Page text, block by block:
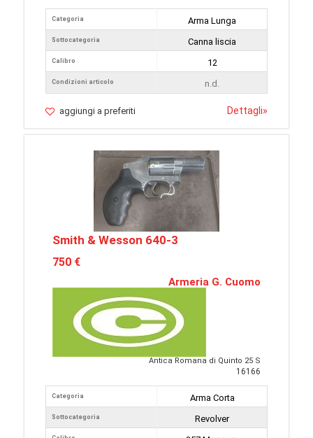
Categoria
Sottocategoria
Calibro
Condizioni articolo
Arma Lunga
Canna liscia
12
n.d.
aggiungi a preferiti Dettagli»
Smith & Wesson 640-3
750 €
Armeria G. Cuomo
Antica Romana di Quinto 25 S
16166
Categoria
Sottocategoria
Arma Corta
Revolver